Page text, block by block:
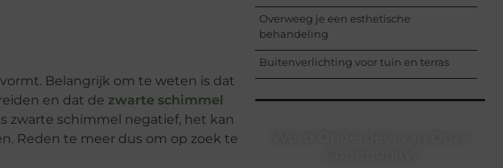
Belangrijk om te weten is dat
en dat de zwarte schimmel
zwarte schimmel negatief, het kan
Reden te meer dus om op zoek te
Overweeg je een esthetische
behandeling
Buitenverlichting voor tuin en terras